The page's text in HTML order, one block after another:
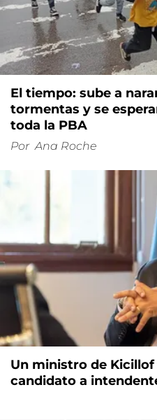
El tiempo: sube a
tormentas y se
toda la PBA
Por Ana Roche
Un ministro de
candidato a